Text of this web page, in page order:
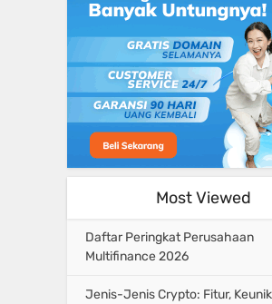
Most Viewed
Daftar Peringkat Perusahaan
Multifinance 2026
Jenis-Jenis Crypto: Fitur,